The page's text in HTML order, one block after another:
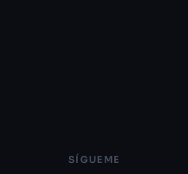
SÍGUEME